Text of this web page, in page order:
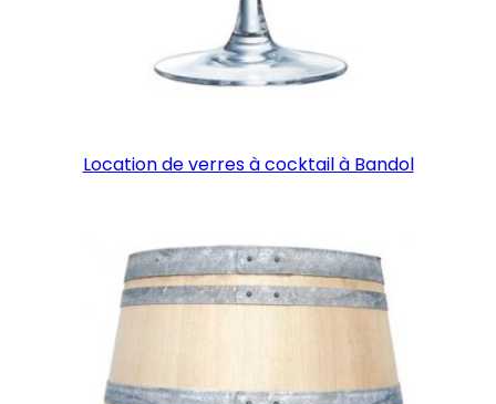
Location de verres à cocktail à Bandol